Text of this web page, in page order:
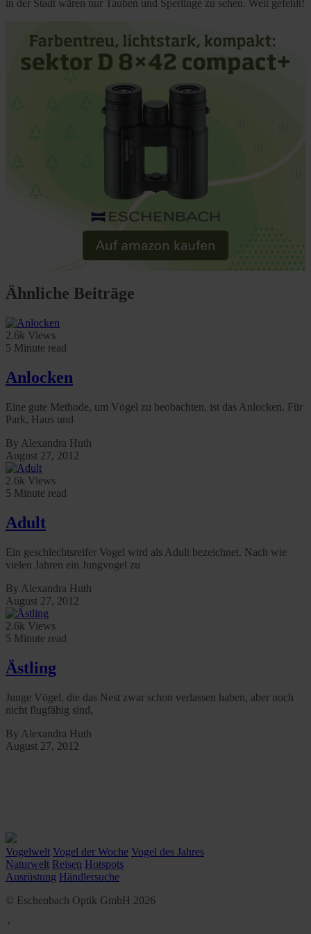
in der Stadt wären nur Tauben und Sperlinge zu sehen. Weit gefehlt!
Ähnliche Beiträge
2.6k Views
5 Minute read
Anlocken
Eine gute Methode, um Vögel zu beobachten, ist das Anlocken. Für
Park, Haus und
By Alexandra Huth
August 27, 2012
2.6k Views
5 Minute read
Adult
Ein geschlechtsreifer Vogel wird als Adult bezeichnet. Nach wie
vielen Jahren ein Jungvogel zu
By Alexandra Huth
August 27, 2012
2.6k Views
5 Minute read
Ästling
Junge Vögel, die das Nest zwar schon verlassen haben, aber noch
nicht flugfähig sind,
By Alexandra Huth
August 27, 2012
Vogelwelt Vogel der Woche Vogel des Jahres
Naturwelt Reisen Hotspots
Ausrüstung Händlersuche
© Eschenbach Optik GmbH 2026
᛫